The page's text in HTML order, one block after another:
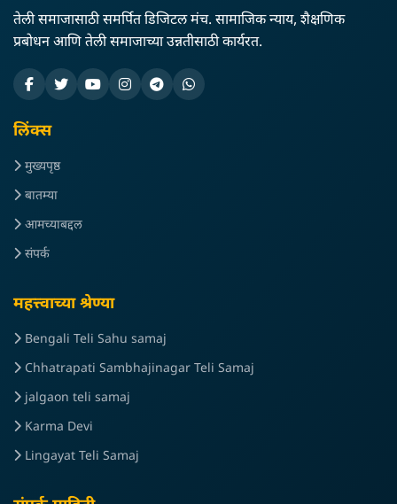
तेली समाजासाठी समर्पित डिजिटल मंच. सामाजिक न्याय, शैक्षणिक
प्रबोधन आणि तेली समाजाच्या उन्नतीसाठी कार्यरत.
लिंक्स
मुख्यपृष्ठ
बातम्या
आमच्याबद्दल
संपर्क
महत्त्वाच्या श्रेण्या
Bengali Teli Sahu samaj
Chhatrapati Sambhajinagar Teli Samaj
jalgaon teli samaj
Karma Devi
Lingayat Teli Samaj